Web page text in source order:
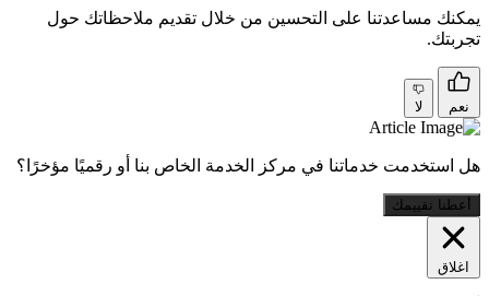
يمكنك مساعدتنا على التحسين من خلال تقديم ملاحظاتك حول
تجربتك.
نعم لا
هل استخدمت خدماتنا في مركز الخدمة الخاص بنا أو رقميًا مؤخرًا؟
أعطنا تقييمك
اغلاق